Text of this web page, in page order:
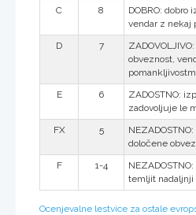
C
8
DOBRO: dobro
vendar z nekaj
D
7
obveznost,
E
6
ZADOSTNO:
zadovoljuje le
FX
5
določene
F
1-4
temljit nadaljnji
Ocenjevalne lestvice za ostale